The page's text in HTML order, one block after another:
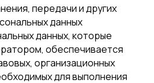
передачи и других
данных
данных, которые
обеспечивается
организационных
для выполнения